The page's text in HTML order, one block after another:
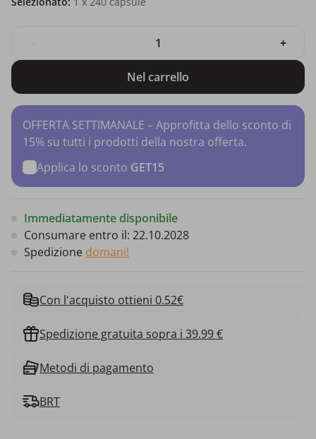
+
Nel carrello
OFFERTA SETTIMANALE – Approfitta dello sconto di
15% su tutti i prodotti della nostra offerta.
Applica lo sconto GET15
Immediatamente disponibile
Consumare entro il: 22.10.2028
Spedizione domani!
Con l'acquisto ottieni 0.52€
Spedizione gratuita sopra i 39.99 €
Metodi di pagamento
BRT